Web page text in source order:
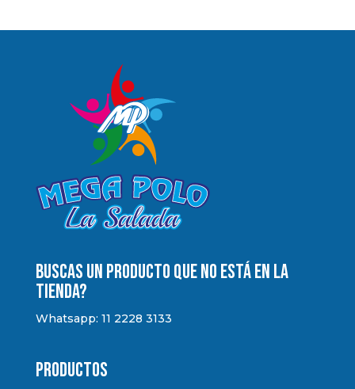
Buscas un producto que no está en la
tienda?
Whatsapp: 11 2228 3133
Productos